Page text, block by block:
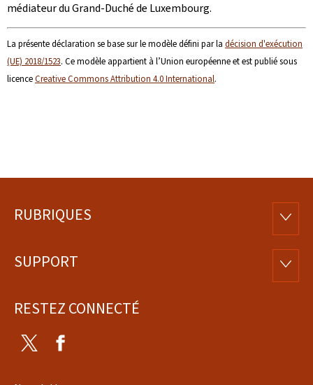
médiateur du Grand-Duché de Luxembourg.
La présente déclaration se base sur le modèle défini par la décision d'exécution
(UE) 2018/1523. Ce modèle appartient à l’Union européenne et est publié sous
licenceCreative Commons Attribution 4.0 International.
Pied
page
RUBRIQUES
SUPPORT
RESTEZ CONNECTÉ
Twitter